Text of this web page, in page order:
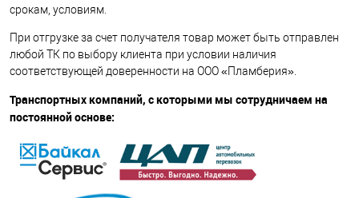
срокам, условиям.
При отгрузке за счет получателя товар может быть отправлен
любой ТК по выбору клиента при условии наличия
соответствующей доверенности на ООО «Пламберия».
Транспортных компаний, с которыми мы сотрудничаем на
постоянной основе: